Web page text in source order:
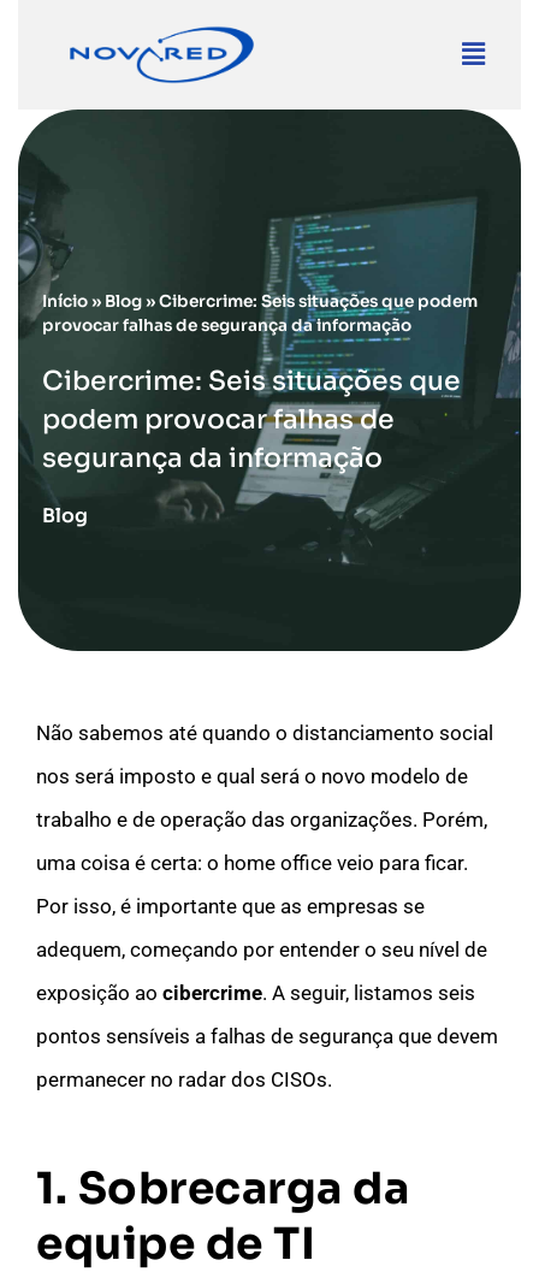
Início» Blog»Cibercrime: Seis situações que podem
provocar falhas de segurança da informação
Cibercrime: Seis situações que
podem provocar falhas de
segurança da informação
Blog
Não sabemos até quando o distanciamento social
nos será imposto e qual será o novo modelo de
trabalho e de operação das organizações. Porém,
uma coisa é certa: o home office veio para ficar.
Por isso, é importante que as empresas se
adequem, começando por entender o seu nível de
exposição ao cibercrime. A seguir, listamos seis
pontos sensíveis a falhas de segurança que devem
permanecer no radar dos CISOs.
1. Sobrecarga da
equipe de TI